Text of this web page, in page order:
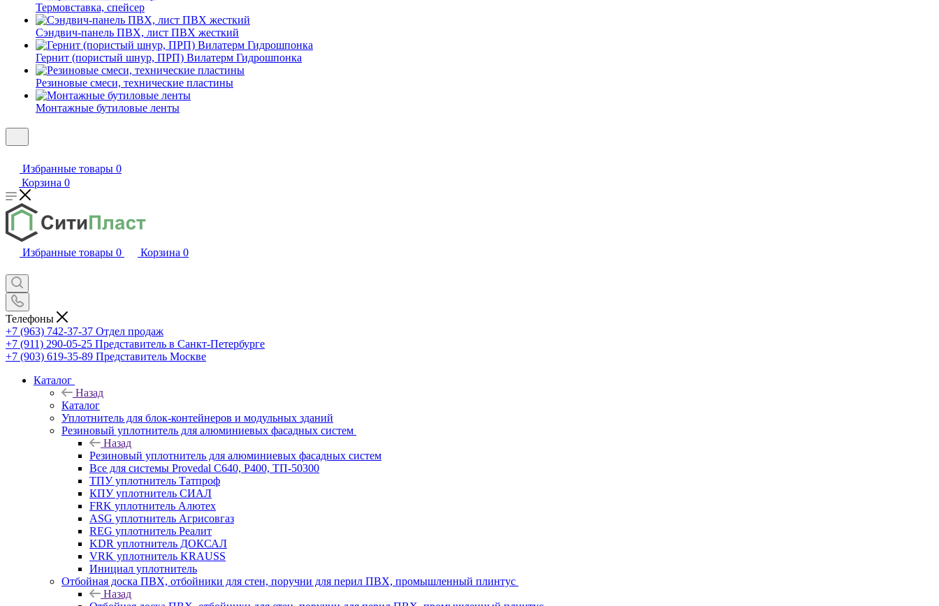
Термовставка, спейсер
Сэндвич-панель ПВХ, лист ПВХ жесткий
Гернит (пористый шнур, ПРП) Вилатерм Гидрошпонка
Резиновые смеси, технические пластины
Монтажные бутиловые ленты
Избранные товары 0
Корзина 0
Избранные товары 0 Корзина 0
Телефоны
+7 (963) 742-37-37 Отдел продаж
+7 (911) 290-05-25 Представитель в Санкт-Петербурге
+7 (903) 619-35-89 Представитель Москве
Каталог
Назад
Каталог
Уплотнитель для блок-контейнеров и модульных зданий
Резиновый уплотнитель для алюминиевых фасадных систем
Назад
Резиновый уплотнитель для алюминиевых фасадных систем
Все для системы Provedal С640, Р400, ТП-50300
ТПУ уплотнитель Татпроф
КПУ уплотнитель СИАЛ
FRK уплотнитель Алютех
ASG уплотнитель Агрисовгаз
REG уплотнитель Реалит
KDR уплотнитель ДОКСАЛ
VRK уплотнитель KRAUSS
Инициал уплотнитель
Отбойная доска ПВХ, отбойники для стен, поручни для перил ПВХ, промышленный плинтус
Назад